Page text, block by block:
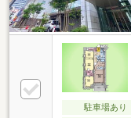
駐車場あり